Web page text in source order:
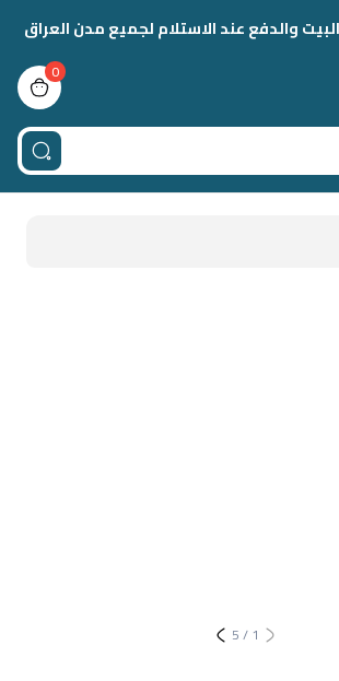
والدفع عند الاستلام لجميع مدن العراق
0
bag
1
/
5